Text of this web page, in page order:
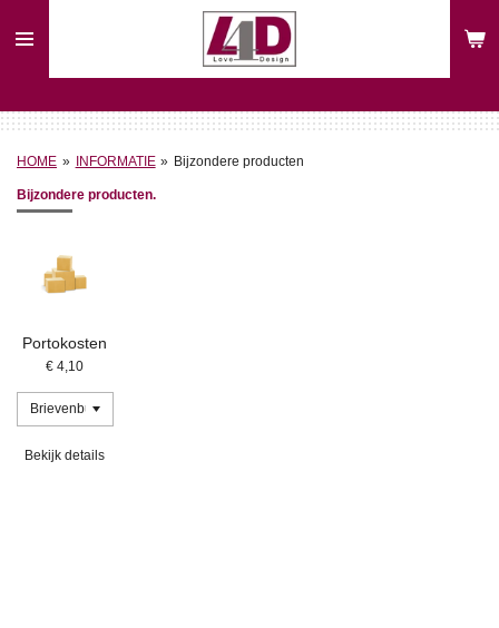
direct
hoofdinhoud
HOME » INFORMATIE » Bijzondere producten
Bijzondere producten.
Portokosten
€ 4,10
Bekijk details